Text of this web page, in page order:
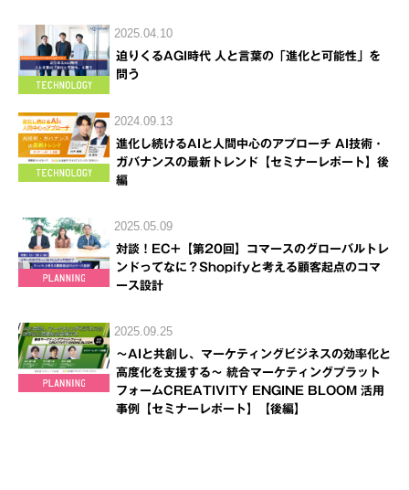
2025.04.10
迫りくるAGI時代 人と言葉の「進化と可能性」を
問う
2024.09.13
進化し続けるAIと人間中心のアプローチ AI技術・
ガバナンスの最新トレンド【セミナーレポート】後
編
2025.05.09
対談！EC+【第20回】コマースのグローバルトレ
ンドってなに？Shopifyと考える顧客起点のコマ
ース設計
2025.09.25
～AIと共創し、マーケティングビジネスの効率化と
高度化を支援する～ 統合マーケティングプラット
フォームCREATIVITY ENGINE BLOOM 活用
事例【セミナーレポート】【後編】